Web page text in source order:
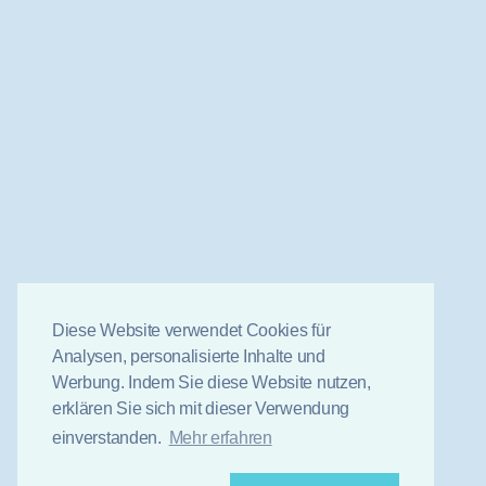
Diese Website verwendet Cookies für
Analysen, personalisierte Inhalte und
Werbung. Indem Sie diese Website nutzen,
erklären Sie sich mit dieser Verwendung
einverstanden. Mehr erfahren